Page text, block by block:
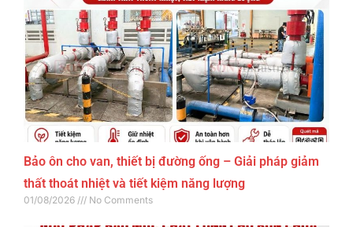
Bảo ôn cho van, thiết bị đường ống – Giải pháp giảm
thất thoát nhiệt và tiết kiệm năng lượng
01/08/2026 No Comments